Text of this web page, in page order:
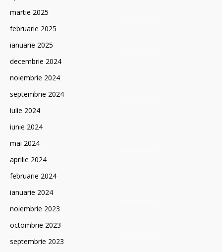
martie 2025
februarie 2025
ianuarie 2025
decembrie 2024
noiembrie 2024
septembrie 2024
iulie 2024
iunie 2024
mai 2024
aprilie 2024
februarie 2024
ianuarie 2024
noiembrie 2023
octombrie 2023
septembrie 2023